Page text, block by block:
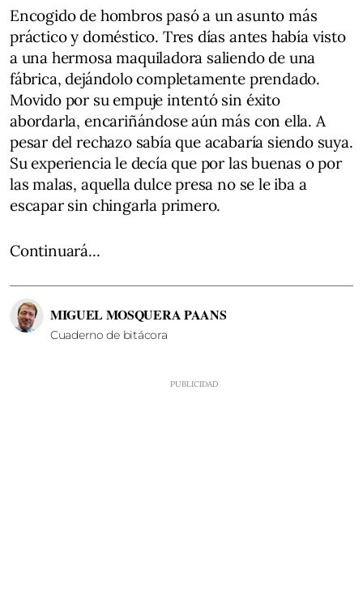
Encogido de hombros pasó a un asunto más
práctico y doméstico. Tres días antes había visto
a una hermosa maquiladora saliendo de una
fábrica, dejándolo completamente prendado.
Movido por su empuje intentó sin éxito
abordarla, encariñándose aún más con ella. A
pesar del rechazo sabía que acabaría siendo suya.
Su experiencia le decía que por las buenas o por
las malas, aquella dulce presa no se le iba a
escapar sin chingarla primero.
Continuará...
MIGUEL MOSQUERA PAANS
Cuaderno de bitácora